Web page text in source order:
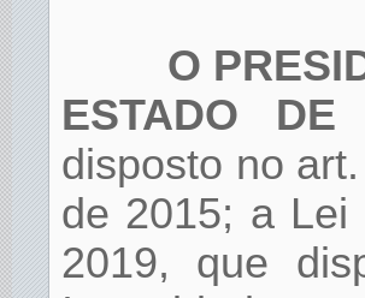
O
ESTADO
disposto no
de 2015; a Lei
2019, que